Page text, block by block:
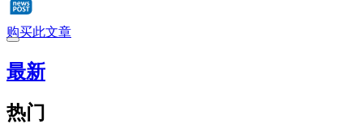
购买此文章
最新
热门